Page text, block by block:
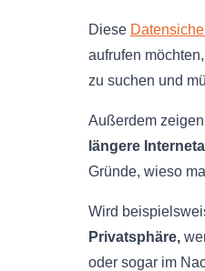
Diese
aufrufen
zu suchen und
Außerdem
längere
Gründe, wieso
Wird
Privatsphäre,
oder sogar im